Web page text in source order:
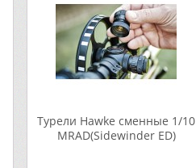
Турели Hawke сменные 1/10
МRAD(Sidewinder ED)